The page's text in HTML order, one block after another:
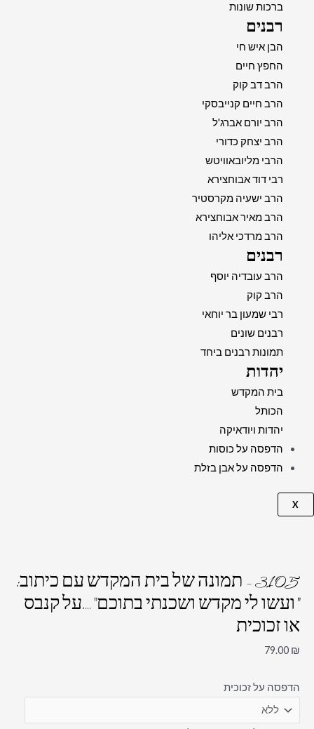
ברכות שונות
רבנים
הבן איש חי
החפץ חיים
הרב דב קוק
הרב חיים קנייבסקי
הרב יורם אברג'ל
הרב יצחק כדורי
הרבי מליובאוויטש
רבי דוד אבוחצירא
הרב ישעיה מקרסטיר
הרב מאיר אבוחצירא
הרב מרדכי אליהו
רבנים
הרב עובדיה יוסף
הרב קוק
רבי שמעון בר יוחאי
רבנים שונים
תמונות רבנים ביחד
יהדות
בית המקדש
הכותל
יהדות ויודאיקה
הדפסה על כוסות
הדפסה על אבן בזלת
X
3105 – תמונה של בית המקדש עם כיתוב:
"ועשו לי מקדש ושכנתי בתוכם"….על קנבס
או זכוכית
79.00 ₪
הדפסה על זכוכית